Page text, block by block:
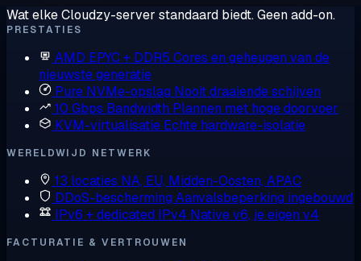
Wat elke Cloudzy-server standaard biedt. Geen add-on.
PRESTATIES
AMD EPYC + DDR5 Cores en geheugen van de
nieuwste generatie
Pure NVMe-opslag Nooit draaiende schijven
10 Gbps Bandwidth Plannen met hoge doorvoer
KVM-virtualisatie Echte hardware-isolatie
WERELDWIJD NETWERK
13 locaties NA, EU, Midden-Oosten, APAC
DDoS-bescherming Aanvalsbeperking ingebouwd
IPv6 + dedicated IPv4 Native v6, je eigen v4
FACTURATIE & VERTROUWEN